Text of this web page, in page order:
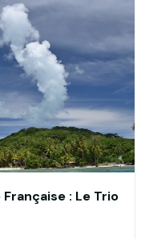
: Le Trio